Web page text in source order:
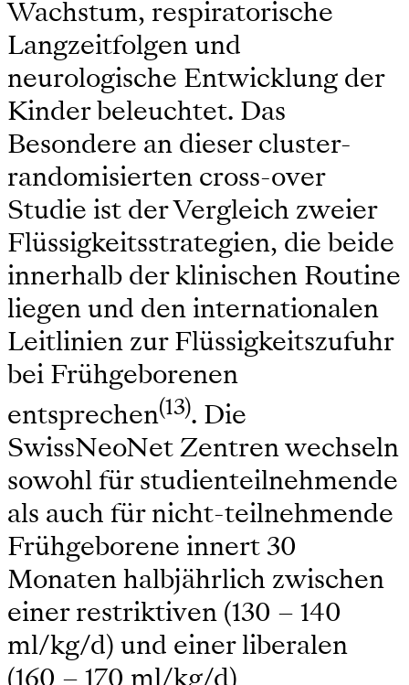
Wachstum, respiratorische
Langzeitfolgen und
neurologische Entwicklung der
Kinder beleuchtet. Das
Besondere an dieser cluster-
randomisierten cross-over
Studie ist der Vergleich zweier
Flüssigkeitsstrategien, die beide
innerhalb der klinischen Routine
liegen und den internationalen
Leitlinien zur Flüssigkeitszufuhr
bei Frühgeborenen
entsprechen(13). Die
SwissNeoNet Zentren wechseln
sowohl für studienteilnehmende
als auch für nicht-teilnehmende
Frühgeborene innert 30
Monaten halbjährlich zwischen
einer restriktiven (130 – 140
ml/kg/d) und einer liberalen
(160 – 170 ml/kg/d)